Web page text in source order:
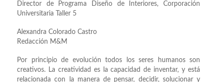
Director de Programa Diseño de Interiores, Corporación
Universitaria Taller 5
Alexandra Colorado Castro
Redacción M&M
Por principio de evolución todos los seres humanos son
creativos. La creatividad es la capacidad de inventar, y está
relacionada con la manera de pensar, decidir, solucionar y